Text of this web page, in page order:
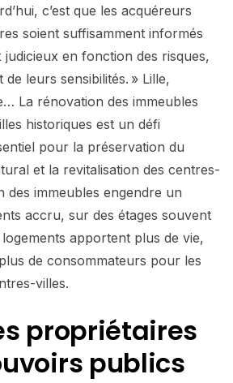
c’est que les acquéreurs
soient suffisamment informés
en fonction des risques,
leurs sensibilités. » Lille,
La rénovation des immeubles
historiques est un défi
pour la préservation du
et la revitalisation des centres-
des immeubles engendre un
accru, sur des étages souvent
apportent plus de vie,
de consommateurs pour les
villes.
propriétaires
publics